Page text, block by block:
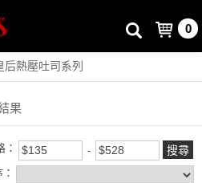
0
后熱壓吐司系列
果
：